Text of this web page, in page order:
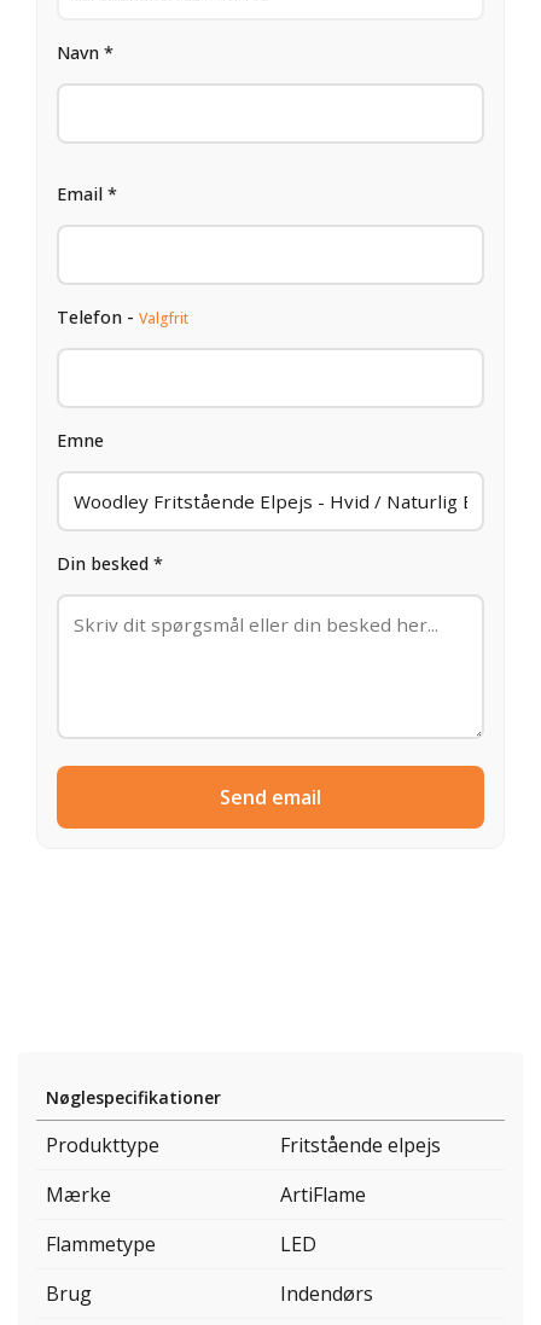
Navn *
Email *
Telefon - Valgfrit
Emne
Din besked *
Send email
Nøglespecifikationer
Produkttype
Fritstående elpejs
Mærke
ArtiFlame
Flammetype
LED
Brug
Indendørs